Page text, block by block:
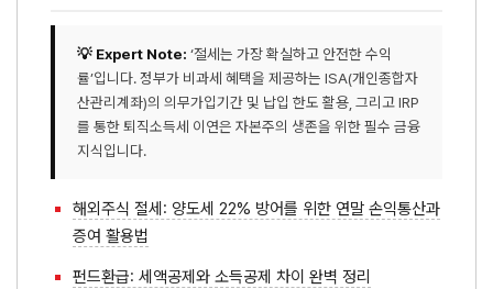
💡 Expert Note: ‘절세는 가장 확실하고 안전한 수익
률’입니다. 정부가 비과세 혜택을 제공하는 ISA(개인종합자
산관리계좌)의 의무가입기간 및 납입 한도 활용, 그리고 IRP
를 통한 퇴직소득세 이연은 자본주의 생존을 위한 필수 금융
지식입니다.
해외주식 절세: 양도세 22% 방어를 위한 연말 손익통산과
증여 활용법
펀드환급: 세액공제와 소득공제 차이 완벽 정리